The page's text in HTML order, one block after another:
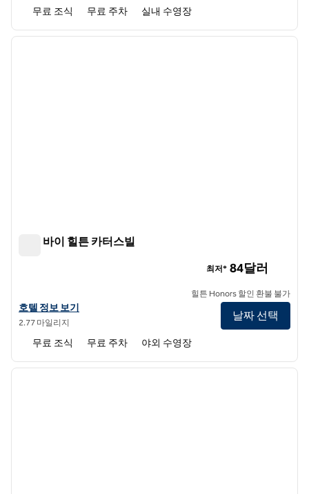
무료 조식 무료 주차 실내 수영장
1/12
다음
트루 바이 힐튼 카터스빌
트루 바이 힐튼 Cartersville의 호텔 정보 보기
호텔 정보 보기
2.77 마일리지
최저* 84달러
힐튼 Honors 할인 환불 불가
날짜 선택
무료 조식 무료 주차 야외 수영장
1/12
다음